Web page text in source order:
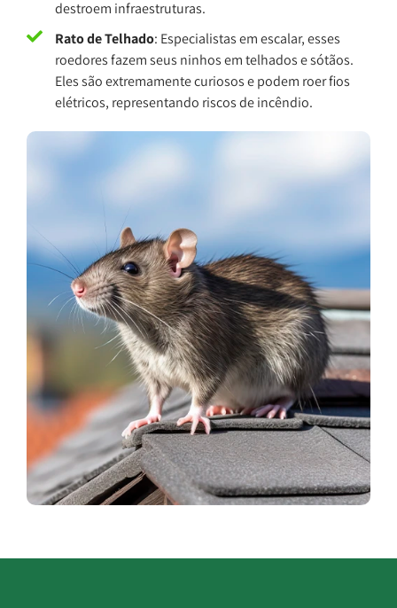
destroem infraestruturas.
Rato de Telhado: Especialistas em escalar, esses
roedores fazem seus ninhos em telhados e sótãos.
Eles são extremamente curiosos e podem roer fios
elétricos, representando riscos de incêndio.